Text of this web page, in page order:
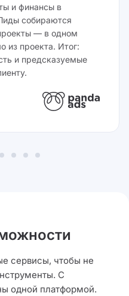
и финансы в
собираются
— в одном
из проекта. Итог:
и предсказуемые
сервисы, чтобы не
С
одной платформой.